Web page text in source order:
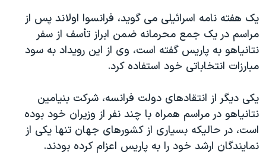
يک هفته نامه اسرائيلی می گويد، فرانسوا اولاند پس از
مراسم در يک جمع محرمانه ضمن ابراز تأسف از سفر
نتانياهو به پاريس گفته است، وی از اين رویداد به سود
مبارزات انتخاباتی خود استفاده کرد.
يکی ديگر از انتقادهای دولت فرانسه، شرکت بنيامين
نتانياهو در مراسم همراه با چند نفر از وزیران خود بوده
است، در حالیکه بسياری از کشورهای جهان تنها يکی از
نمايندگان ارشد خود را به پاريس اعزام کرده بودند.